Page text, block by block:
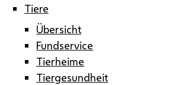
Tiere
Übersicht
Fundservice
Tierheime
Tiergesundheit